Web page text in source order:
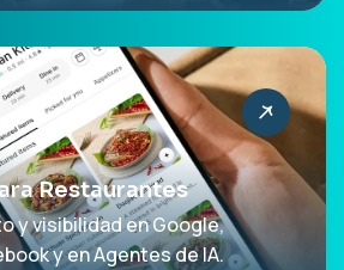
Restaurantes
y visibilidad en Google,
y en Agentes de IA.